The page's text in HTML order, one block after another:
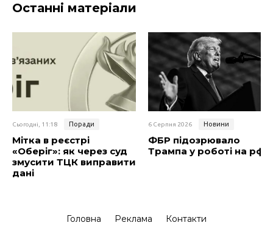
Останні матеріали
Сьогодні, 11:18 Поради
Мітка в реєстрі
«Оберіг»: як через суд
змусити ТЦК виправити
дані
6 Серпня 2026 Новини
ФБР підозрювало
Трампа у роботі на рф
Головна Реклама Контакти